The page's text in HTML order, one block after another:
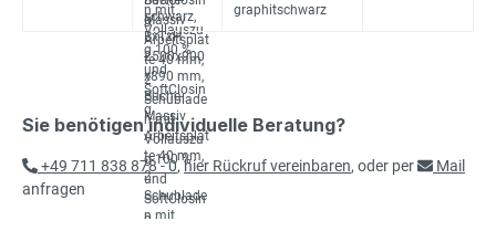
graphitschwarz
Sie benötigen individuelle Beratung?
+49 711 838 878 - 0,hier Rückruf vereinbaren, oder per
Mail
anfragen